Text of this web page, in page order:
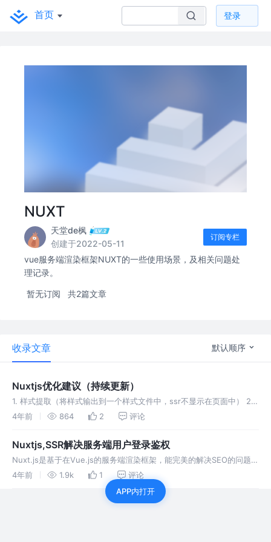
首页 登录
NUXT
天堂de枫
创建于2022-05-11
订阅专栏
vue服务端渲染框架NUXT的一些使用场景，及相关问题处
理记录。
暂无订阅 共2篇文章
收录文章 默认顺序
Nuxtjs优化建议（持续更新）
1. 样式提取（将样式输出到一个样式文件中，ssr不显示在页面中） 2.
去掉多余的window.__NUXT__内容 该方法存在副作用，因为去掉了
4年前 864 2 评论
Nuxtjs,SSR解决服务端用户登录鉴权
Nuxt.js是基于在Vue.js的服务端渲染框架，能完美的解决SEO的问题，
但同时权限认证成为了一大痛点，需要解决用户登录后，保存token，
来验证后续的权限的问题。 该处主要使用如下解决方法 使用
4年前 1.9k 1
评论
APP内打开